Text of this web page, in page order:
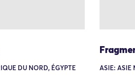
DU NORD, ÉGYPTE ASIE: ASIE